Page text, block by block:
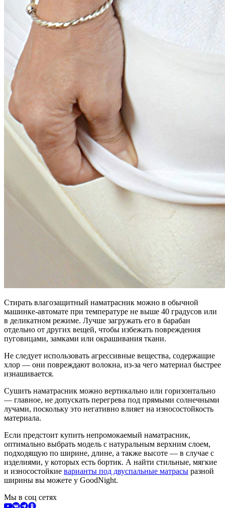
Стирать влагозащитный наматрасник можно в обычной
машинке-автомате при температуре не выше 40 градусов или
в деликатном режиме. Лучше загружать его в барабан
отдельно от других вещей, чтобы избежать повреждения
пуговицами, замками или окрашивания ткани.
Не следует использовать агрессивные вещества, содержащие
хлор — они повреждают волокна, из-за чего материал быстрее
изнашивается.
Сушить наматрасник можно вертикально или горизонтально
— главное, не допускать перегрева под прямыми солнечными
лучами, поскольку это негативно влияет на износостойкость
материала.
Если предстоит купить непромокаемый наматрасник,
оптимально выбрать модель с натуральным верхним слоем,
подходящую по ширине, длине, а также высоте — в случае с
изделиями, у которых есть бортик. А найти стильные, мягкие
и износостойкие варианты под двуспальные матрасы разной
ширины вы можете у GoodNight.
Мы в соц сетях